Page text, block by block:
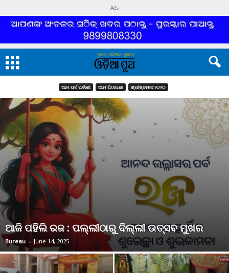
Ads
ଆମ ପର୍ବ ପର୍ବାଣୀ ଆମ ପିଠାପଣା ଖ୍ରୀଷ୍ଟମାସ ୨୦୨୦
ଆଜି ପହିଲି ରଜ : ପଲ୍ଲୀଠାରୁ ଦିଲ୍ଲୀ ଉତ୍ସବ ମୁଖର
Bureau - June 14, 2025